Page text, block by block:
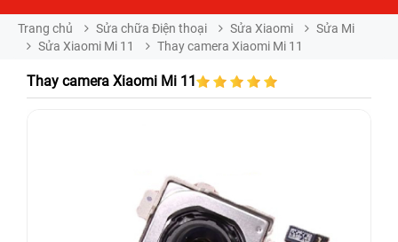
Trang chủ Sửa chữa Điện thoại Sửa Xiaomi
Sửa Mi
Sửa Xiaomi Mi 11
Thay camera Xiaomi Mi 11
Thay camera Xiaomi Mi 11